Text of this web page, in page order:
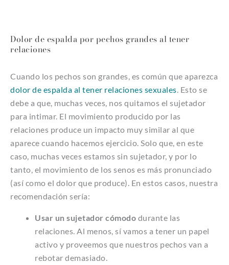
Dolor de espalda por pechos grandes al tener
relaciones
Cuando los pechos son grandes, es común que aparezca
dolor de espalda al tener relaciones sexuales. Esto se
debe a que, muchas veces, nos quitamos el sujetador
para intimar. El movimiento producido por las
relaciones produce un impacto muy similar al que
aparece cuando hacemos ejercicio. Solo que, en este
caso, muchas veces estamos sin sujetador, y por lo
tanto, el movimiento de los senos es más pronunciado
(así como el dolor que produce). En estos casos, nuestra
recomendación sería:
Usar un sujetador cómodo durante las
relaciones. Al menos, sí vamos a tener un papel
activo y proveemos que nuestros pechos van a
rebotar demasiado.